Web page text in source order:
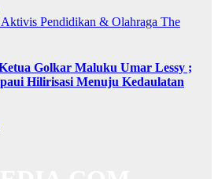
Aktivis Pendidikan & Olahraga The
Golkar Maluku Umar Lessy ;
Hilirisasi Menuju Kedaulatan